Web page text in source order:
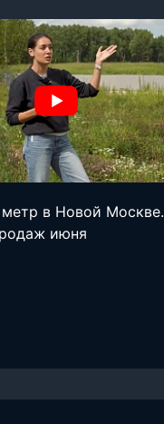
метр в Новой Москве.
июня